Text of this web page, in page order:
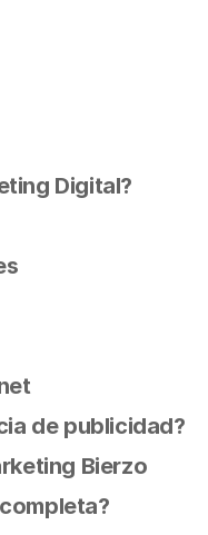
Digital?
de publicidad?
Bierzo